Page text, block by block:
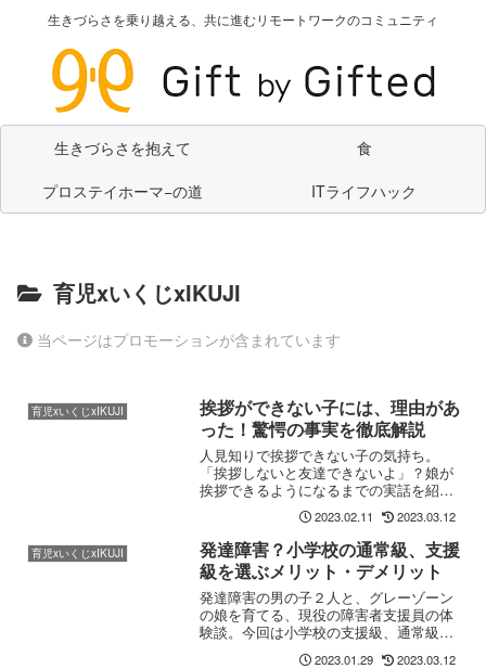
生きづらさを乗り越える、共に進むリモートワークのコミュニティ
生きづらさを抱えて
食
プロステイホーマ−の道
ITライフハック
育児xいくじxIKUJI
当ページはプロモーションが含まれています
育児xいくじxIKUJI
挨拶ができない子には、理由があ
った！驚愕の事実を徹底解説
人見知りで挨拶できない子の気持ち。
「挨拶しないと友達できないよ」？娘が
挨拶できるようになるまでの実話を紹介
します。「育て方が悪い」？「愛想が悪
いな」？と思われがちですが、本人はな
ぜか声がでないだけなのです。「場面緘
黙症」という障害について解説します。
2023.02.11 2023.03.12
育児xいくじxIKUJI
発達障害？小学校の通常級、支援
級を選ぶメリット・デメリット
発達障害の男の子２人と、グレーゾーン
の娘を育てる、現役の障害者支援員の体
験談。今回は小学校の支援級、通常級を
選ぶ際のポイントを分かりやすくご説
2023.01.29 2023.03.12